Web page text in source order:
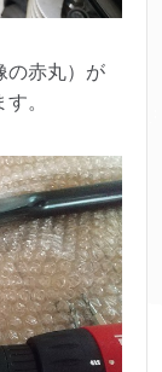
の赤丸）が
。